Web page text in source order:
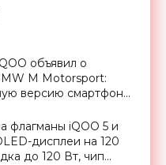
объявил о
M Motorsport:
версию смартфона
флагманы iQOO 5 и
дисплеи на 120
до 120 Вт, чип